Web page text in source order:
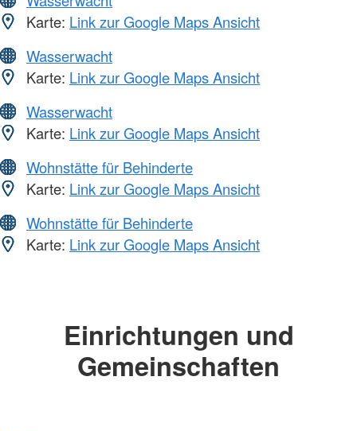
Karte: Link zur Google Maps Ansicht
Wasserwacht
Karte: Link zur Google Maps Ansicht
Wasserwacht
Karte: Link zur Google Maps Ansicht
Wohnstätte für Behinderte
Karte: Link zur Google Maps Ansicht
Wohnstätte für Behinderte
Karte: Link zur Google Maps Ansicht
Einrichtungen und
Gemeinschaften